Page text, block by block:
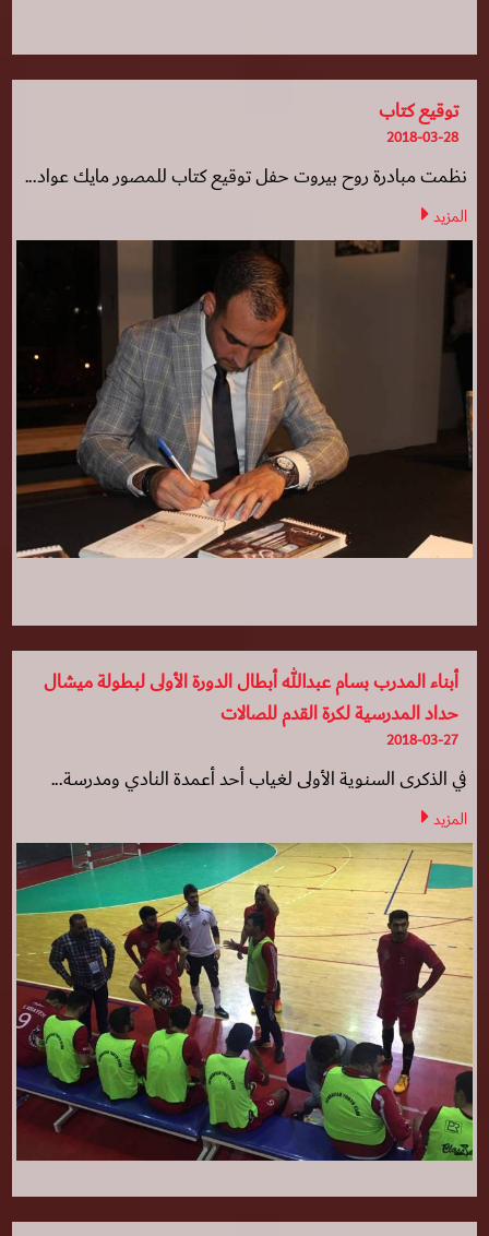
توقيع كتاب
2018-03-28
نظمت مبادرة روح بيروت حفل توقيع كتاب للمصور مايك عواد...
المزيد
أبناء المدرب بسام عبدالله أبطال الدورة الأولى لبطولة ميشال
حداد المدرسية لكرة القدم للصالات
2018-03-27
في الذكرى السنوية الأولى لغياب أحد أعمدة النادي ومدرسة...
المزيد